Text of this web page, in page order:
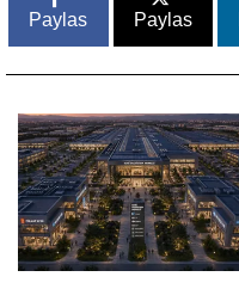
Paylas Paylas